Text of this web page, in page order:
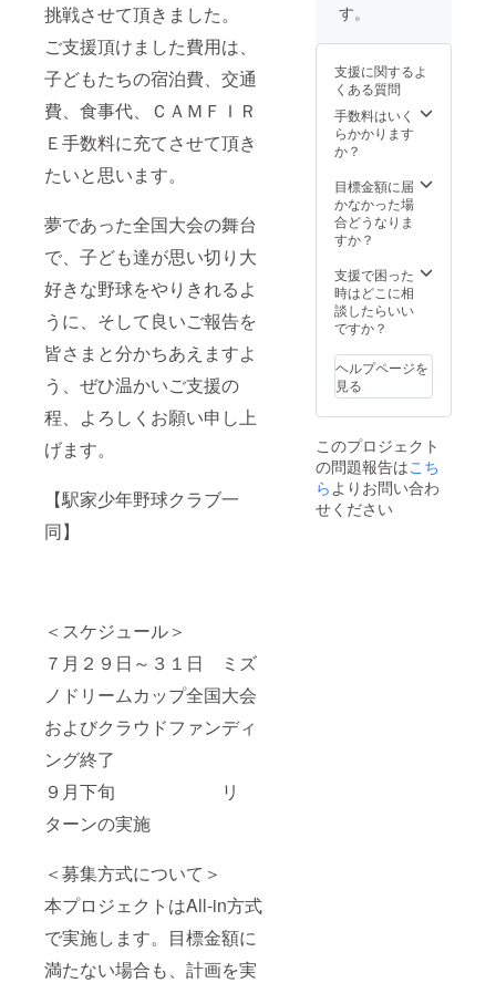
挑戦させて頂きました。
ご支援頂けました費用は、
子どもたちの宿泊費、交通
費、食事代、ＣＡＭＦＩＲ
Ｅ手数料に充てさせて頂き
たいと思います。
夢であった全国大会の舞台
で、子ども達が思い切り大
好きな野球をやりきれるよ
うに、そして良いご報告を
皆さまと分かちあえますよ
う、ぜひ温かいご支援の
程、よろしくお願い申し上
げます。
【駅家少年野球クラブ一
同】
＜スケジュール＞
７月２９日～３１日 ミズ
ノドリームカップ全国大会
およびクラウドファンディ
ング終了
９月下旬 リ
ターンの実施
＜募集方式について＞
本プロジェクトはAll-in方式
で実施します。目標金額に
満たない場合も、計画を実
す。
支援に関するよ
くある質問
手数料はいく
らかかります
か？
目標金額に届
かなかった場
合どうなりま
すか？
支援で困った
時はどこに相
談したらいい
ですか？
ヘルプページを
見る
このプロジェクト
の問題報告はこち
らよりお問い合わ
せください